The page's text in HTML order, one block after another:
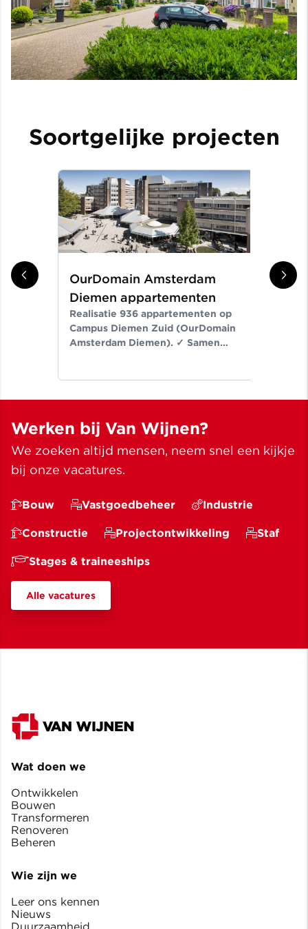
Soortgelijke projecten
OurDomain Amsterdam
Diemen appartementen
Realisatie 936 appartementen op
Campus Diemen Zuid (OurDomain
Amsterdam Diemen). ✓ Samen
Werken bij Van Wijnen?
We zoeken altijd mensen, neem snel een kijkje
bij onze vacatures.
Bouw Vastgoedbeheer Industrie
Constructie Projectontwikkeling Staf
Stages & traineeships
Alle vacatures
Wat doen we
Ontwikkelen
Bouwen
Transformeren
Renoveren
Beheren
Wie zijn we
Leer ons kennen
Nieuws